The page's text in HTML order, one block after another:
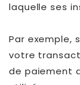
laquelle ses
Par exemple,
votre
de paiement